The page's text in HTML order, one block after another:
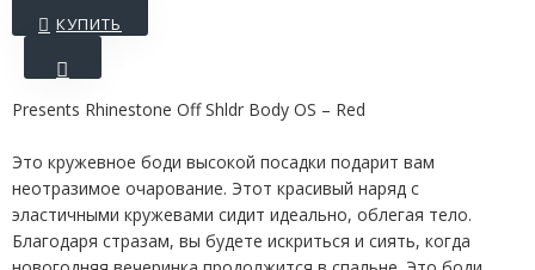
КУПИТЬ
Presents Rhinestone Off Shldr Body OS – Red
Это кружевное боди высокой посадки подарит вам
неотразимое очарование. Этот красивый наряд с
эластичными кружевами сидит идеально, облегая тело.
Благодаря стразам, вы будете искриться и сиять, когда